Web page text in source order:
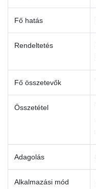
Fő hatás
Rendeltetés
Fő összetevők
Összetétel
Adagolás
Alkalmazási mód